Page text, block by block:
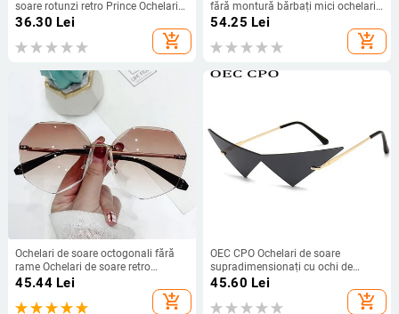
soare rotunzi retro Prince Ochelari
de soare Vintage Cerc Bărbați
Femeie cerc reflectorizant Ochelari
de soare oculos de s
36.30 Lei
add_shopping_cart
fără montură bărbați mici ochelari
femei metal auriu poligon albastru
nuanțe 2022 UV400 fără ramă
54.25 Lei
add_shopping_cart
Ochelari de soare octogonali fără
rame Ochelari de soare retro
metalici pentru femei Protecție UV
Ochelari de soare cu lentile tăiate la
modă nouă Ochelari de soare
45.44Lei
add_shopping_cart
OEC CPO Ochelari de soare
supradimensionați cu ochi de
pisică fără montură Ochelari de
soare cu lentilă dintr-o bucată
pentru femei Ochelari de soare cu
45.60 Lei
add_shopping_cart